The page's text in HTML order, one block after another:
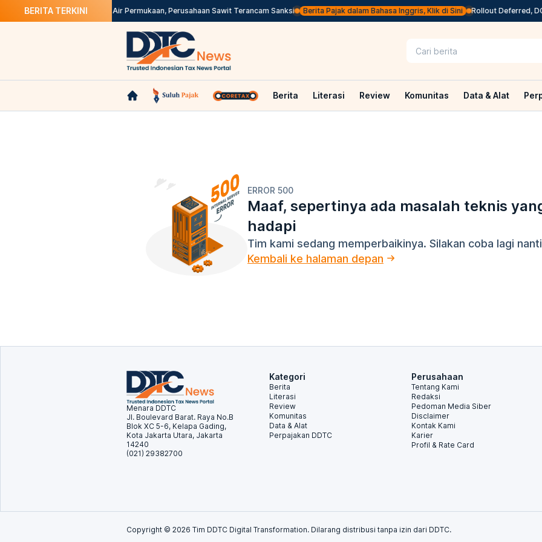
BERITA TERKINI
Besok Tak Bayar Pajak Air Permukaan, Perusahaan Sawit Terancam Sanksi Berita Pajak dalam Bahasa Inggris, Klik di Sini Rollout Deferred,
Berita Literasi Review Komunitas Data & Alat
ERROR 500
Maaf, sepertinya ada masalah teknis
hadapi
Tim kami sedang memperbaikinya. Silakan coba lagi
Kembali ke halaman depan
Menara DDTC
Jl. Boulevard Barat. Raya No.B
Blok XC 5-6, Kelapa Gading,
Kota Jakarta Utara, Jakarta
14240
(021) 29382700
Kategori
Berita
Literasi
Review
Komunitas
Data & Alat
Perpajakan DDTC
Perusahaan
Tentang Kami
Redaksi
Pedoman Media Siber
Disclaimer
Kontak Kami
Karier
Profil & Rate Card
Copyright © 2026 Tim DDTC Digital Transformation. Dilarang distribusi tanpa izin dari DDTC.